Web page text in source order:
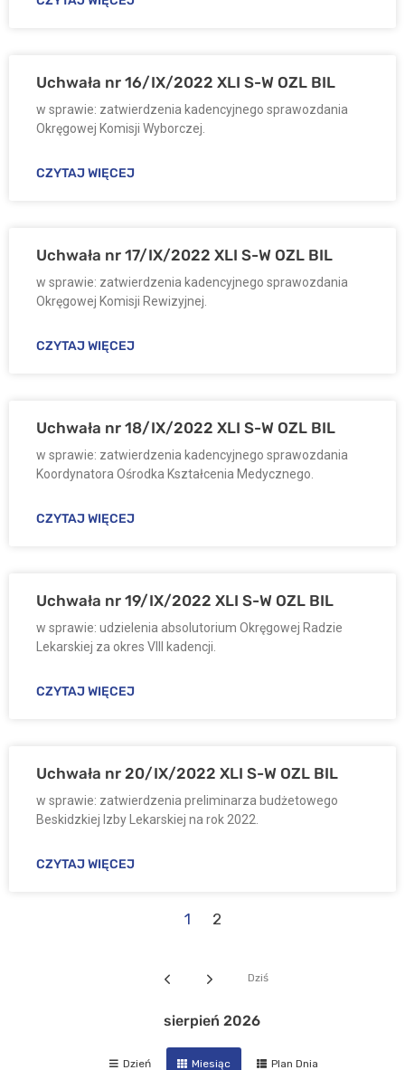
Uchwała nr 16/IX/2022 XLI S-W OZL BIL
w sprawie: zatwierdzenia kadencyjnego sprawozdania
Okręgowej Komisji Wyborczej.
CZYTAJ WIĘCEJ
Uchwała nr 17/IX/2022 XLI S-W OZL BIL
w sprawie: zatwierdzenia kadencyjnego sprawozdania
Okręgowej Komisji Rewizyjnej.
CZYTAJ WIĘCEJ
Uchwała nr 18/IX/2022 XLI S-W OZL BIL
w sprawie: zatwierdzenia kadencyjnego sprawozdania
Koordynatora Ośrodka Kształcenia Medycznego.
CZYTAJ WIĘCEJ
Uchwała nr 19/IX/2022 XLI S-W OZL BIL
w sprawie: udzielenia absolutorium Okręgowej Radzie
Lekarskiej za okres VIII kadencji.
CZYTAJ WIĘCEJ
Uchwała nr 20/IX/2022 XLI S-W OZL BIL
w sprawie: zatwierdzenia preliminarza budżetowego
Beskidzkiej Izby Lekarskiej na rok 2022.
CZYTAJ WIĘCEJ
1 2
Dziś
sierpień 2026
Dzień Miesiąc Plan Dnia